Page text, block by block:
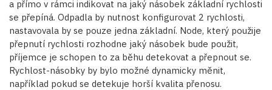
a přímo v rámci indikovat na jaký násobek základní rychlosti
se přepíná. Odpadla by nutnost konfigurovat 2 rychlosti,
nastavovala by se pouze jedna základní. Node, který použije
přepnutí rychlosti rozhodne jaký násobek bude použit,
příjemce je schopen to za běhu detekovat a přepnout se.
Rychlost-násobky by bylo možné dynamicky měnit,
například pokud se detekuje horší kvalita přenosu.